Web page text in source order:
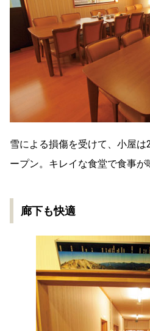
雪による損傷を受けて、小屋
ープン。キレイな食堂で食事が
廊下も快適